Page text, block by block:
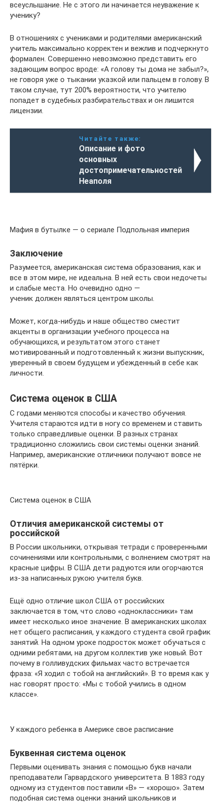
всеуслышание. Не с этого ли начинается неуважение к
ученику?
В отношениях с учениками и родителями американский
учитель максимально корректен и вежлив и подчеркнуто
формален. Совершенно невозможно представить его
задающим вопрос вроде: «А голову ты дома не забыл?»,
не говоря уже о тыкании указкой или пальцем в голову. В
таком случае, тут 200% вероятности, что учителю
попадет в судебных разбирательствах и он лишится
лицензии.
Читайте также:
Описание и фото
основных
достопримечательностей
Неаполя
Мафия в бутылке — о сериале Подпольная империя
Заключение
Разумеется, американская система образования, как и
все в этом мире, не идеальна. В ней есть свои недочеты
и слабые места. Но очевидно одно —
ученик должен являться центром школы.
Может, когда-нибудь и наше общество сместит
акценты в организации учебного процесса на
обучающихся, и результатом этого станет
мотивированный и подготовленный к жизни выпускник,
уверенный в своем будущем и убежденный в себе как
личности.
Система оценок в США
С годами меняются способы и качество обучения.
Учителя стараются идти в ногу со временем и ставить
только справедливые оценки. В разных странах
традиционно сложились свои системы оценки знаний.
Например, американские отличники получают вовсе не
пятёрки.
Система оценок в США
Отличия американской системы от
российской
В России школьники, открывая тетради с проверенными
сочинениями или контрольными, с волнением смотрят на
красные цифры. В США дети радуются или огорчаются
из-за написанных рукою учителя букв.
Ещё одно отличие школ США от российских
заключается в том, что слово «одноклассники» там
имеет несколько иное значение. В американских школах
нет общего расписания, у каждого студента свой график
занятий. На одном уроке подросток может обучаться с
одними ребятами, на другом коллектив уже новый. Вот
почему в голливудских фильмах часто встречается
фраза: «Я ходил с тобой на английский». В то время как у
нас говорят просто: «Мы с тобой учились в одном
классе».
У каждого ребенка в Америке свое расписание
Буквенная система оценок
Первыми оценивать знания с помощью букв начали
преподаватели Гарвардского университета. В 1883 году
одному из студентов поставили «В» — «хорошо». Затем
подобная система оценки знаний школьников и